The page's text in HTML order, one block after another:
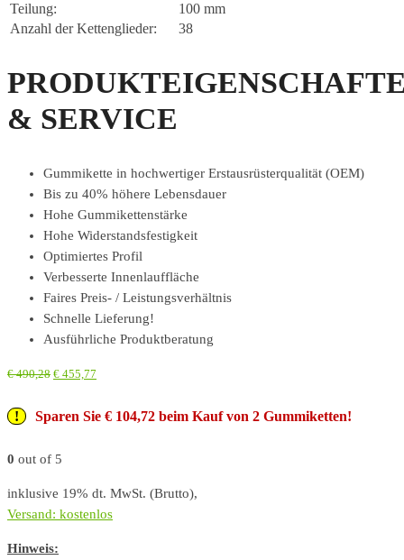
Teilung:
100 mm
Anzahl der Kettenglieder:
38
& SERVICE
Gummikette in hochwertiger Erstausrüsterqualität (OEM)
Bis zu 40% höhere Lebensdauer
Hohe Gummikettenstärke
Hohe Widerstandsfestigkeit
Optimiertes Profil
Verbesserte Innenlauffläche
Faires Preis- / Leistungsverhältnis
Schnelle Lieferung!
Ausführliche Produktberatung
€490,28 € 455,77
Sparen Sie € 104,72 beim Kauf von 2 Gummiketten!
0 out of 5
inklusive 19% dt. MwSt. (Brutto),
Versand: kostenlos
Hinweis: